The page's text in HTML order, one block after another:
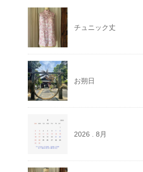
チュニック丈
お朔日
2026 . 8月